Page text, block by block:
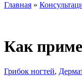
Главная »
Как
Грибок ногтей,